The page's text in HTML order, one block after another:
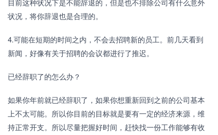
目前这种状况下是不能辞退的，但是也不排除公司有什么意外
状况，将你辞退也是合理的。
4.可能在短期的时间之内，不会去招聘新的员工。前几天看到
新闻，好像有关于招聘的会议都进行了推迟。
已经辞职了的怎么办？
如果你年前就已经辞职了，如果你想重新回到之前的公司基本
上不太可能。所以你目前的目标就是要有一定的经济来源，维
持正常开支。所以尽量把握好时间，赶快找一份工作能够有收